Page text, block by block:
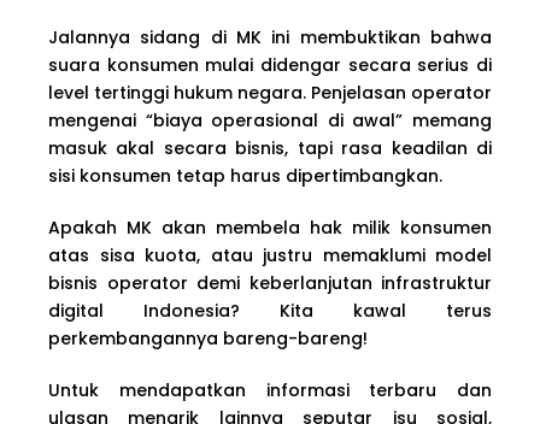
Jalannya sidang di MK ini membuktikan bahwa
suara konsumen mulai didengar secara serius di
level tertinggi hukum negara. Penjelasan operator
mengenai “biaya operasional di awal” memang
masuk akal secara bisnis, tapi rasa keadilan di
sisi konsumen tetap harus dipertimbangkan.
Apakah MK akan membela hak milik konsumen
atas sisa kuota, atau justru memaklumi model
bisnis operator demi keberlanjutan infrastruktur
digital Indonesia? Kita kawal terus
perkembangannya bareng-bareng!
Untuk mendapatkan informasi terbaru dan
ulasan menarik lainnya seputar isu sosial,